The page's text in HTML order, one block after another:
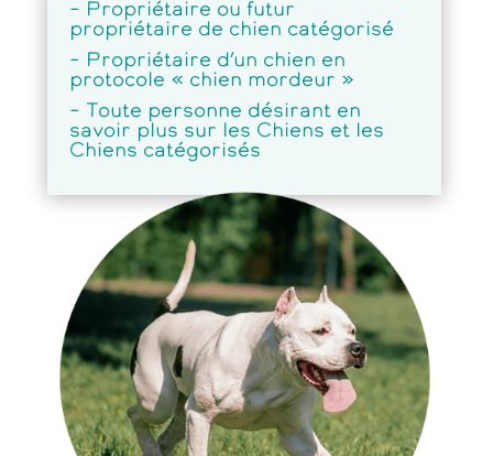
– Propriétaire ou futur
propriétaire de chien catégorisé
– Propriétaire d’un chien en
protocole « chien mordeur »
–
Toute personne désirant en
savoir plus sur les Chiens et les
Chiens catégorisés